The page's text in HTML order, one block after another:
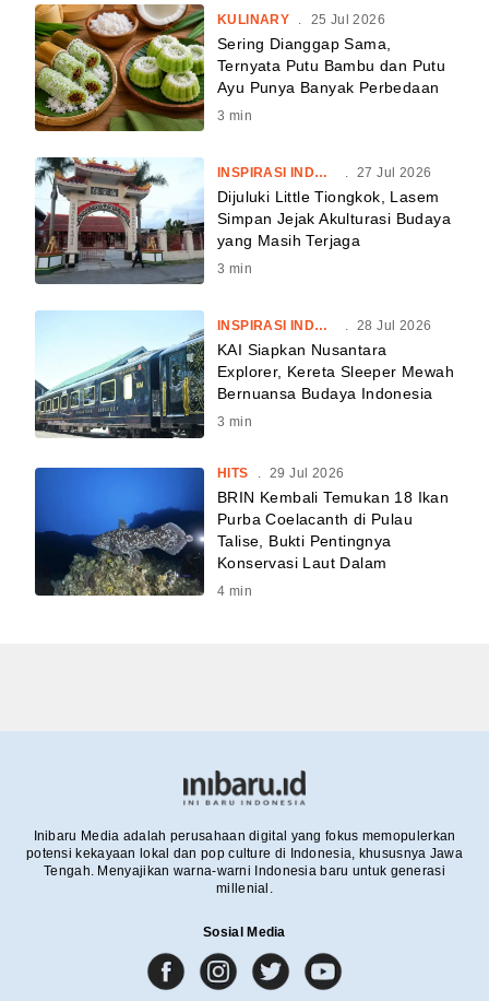
KULINARY . 25 Jul 2026
Sering Dianggap Sama,
Ternyata Putu Bambu dan Putu
Ayu Punya Banyak Perbedaan
3 min
INSPIRASI INDONESIA . 27 Jul 2026
Dijuluki Little Tiongkok, Lasem
Simpan Jejak Akulturasi Budaya
yang Masih Terjaga
3 min
INSPIRASI INDONESIA . 28 Jul 2026
KAI Siapkan Nusantara
Explorer, Kereta Sleeper Mewah
Bernuansa Budaya Indonesia
3 min
HITS 29 Jul 2026
BRIN Kembali Temukan 18 Ikan
Purba Coelacanth di Pulau
Talise, Bukti Pentingnya
Konservasi Laut Dalam
4 min
Inibaru Media adalah perusahaan digital yang fokus memopulerkan
potensi kekayaan lokal dan pop culture di Indonesia, khususnya Jawa
Tengah. Menyajikan warna-warni Indonesia baru untuk generasi
millenial.
Sosial Media